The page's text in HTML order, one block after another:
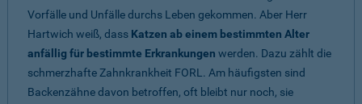
Vorfälle und Unfälle durchs Leben gekommen. Aber Herr
Hartwich weiß, dass Katzen ab einem bestimmten Alter
anfällig für bestimmte Erkrankungen werden. Dazu zählt die
schmerzhafte Zahnkrankheit FORL. Am häufigsten sind
Backenzähne davon betroffen, oft bleibt nur noch, sie